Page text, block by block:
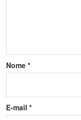
Nome *
E-mail *